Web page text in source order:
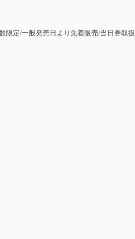
限定/一般発売日より先着販売/当日券取扱